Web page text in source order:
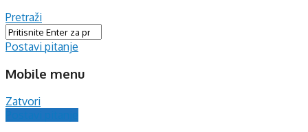
Pretraži
Postavi pitanje
Mobile menu
Zatvori